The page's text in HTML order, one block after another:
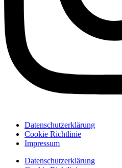
Datenschutzerklärung
Cookie Richtlinie
Impressum
Datenschutzerklärung